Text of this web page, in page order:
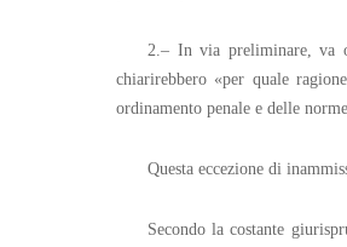
2.– In via preliminare, va
chiarirebbero «per quale
ordinamento penale e delle
Questa eccezione di
Secondo la costante